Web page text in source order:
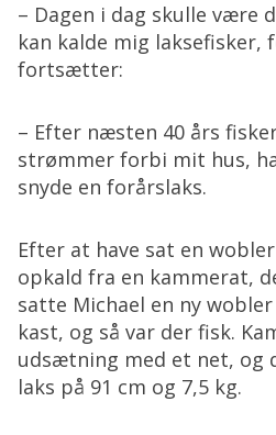
– Dagen i dag skulle være
kan kalde mig
fortsætter:
– Efter næsten 40 års
strømmer forbi mit hus,
snyde en forårslaks.
Efter at have sat en
opkald fra en kammerat,
satte Michael en ny
kast, og så var der fisk.
udsætning med et net, og
laks på 91 cm og 7,5 kg.